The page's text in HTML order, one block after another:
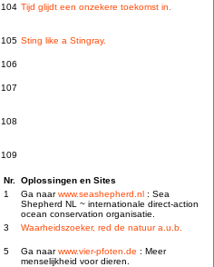
104 Tijd glijdt een onzekere toekomst in.
105 Sting like a Stingray.
106
107
108
109
Nr. Oplossingen en Sites
1 Ga naarwww.seashepherd.nl : Sea
Shepherd NL ~ internationale direct-action
ocean conservation organisatie.
3 Waarheidszoeker, red de natuur a.u.b.
5 Ga naarwww.vier-pfoten.de : Meer
menselijkheid voor dieren.